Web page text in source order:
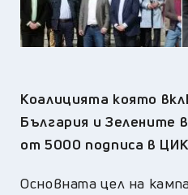
Коалицията която
България и Зелените
от 5000 подписа в
Основната цел на